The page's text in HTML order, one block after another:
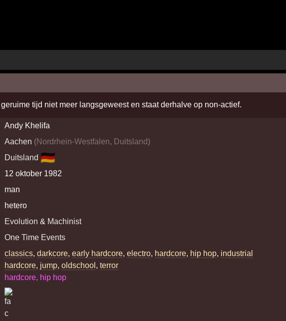
tijd niet meer langsgeweest en staat derhalve op non-actief.
Andy Khelifa
Aachen (Nordrhein-Westfalen, Duitsland)
Duitsland 🇩🇪
12 oktober 1982
man
hetero
Evolution & Machinist
One Time Events
classics,darkcore,early hardcore,electro, hardcore, hip hop, industrial
hardcore, jump,oldschool ,terror
hardcore, hip hop